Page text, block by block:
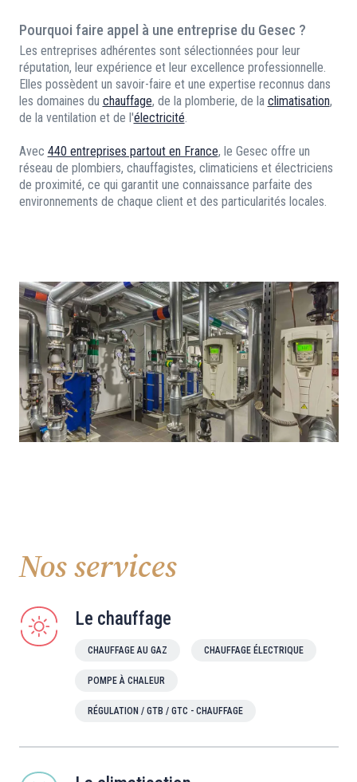
Pourquoi faire appel à une entreprise du Gesec ?
Les entreprises adhérentes sont sélectionnées pour leur
réputation, leur expérience et leur excellence professionnelle.
Elles possèdent un savoir-faire et une expertise reconnus dans
les domaines du chauffage, de la plomberie, de la climatisation,
de la ventilation et de l'électricité.
Avec 440 entreprises partout en France, le Gesec offre un
réseau de plombiers, chauffagistes, climaticiens et électriciens
de proximité, ce qui garantit une connaissance parfaite des
environnements de chaque client et des particularités locales.
Nos services
Le chauffage
CHAUFFAGE AU GAZ CHAUFFAGE ÉLECTRIQUE
POMPE À CHALEUR
RÉGULATION / GTB / GTC - CHAUFFAGE